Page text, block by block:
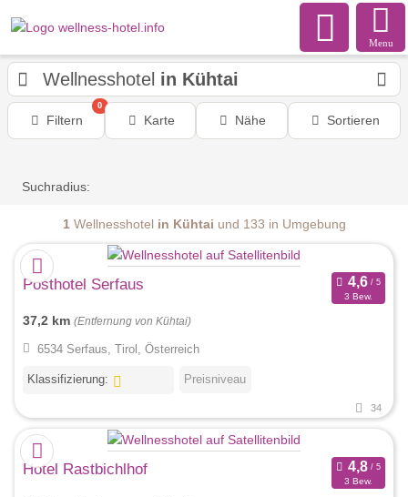
Menu
Wellnesshotel in Kühtai
Filtern
0
Karte Nähe Sortieren
Suchradius:
1 Wellnesshotel in Kühtai und 133 in Umgebung
Posthotel Serfaus
3 Bew.
37,2 km (Entfernung von Kühtai)
6534 Serfaus, Tirol, Österreich
Klassifizierung: Preisniveau
34
Hotel Rastbichlhof
3 Bew.